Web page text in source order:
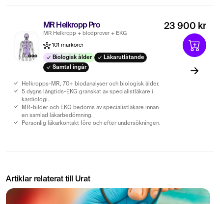
MR Helkropp Pro
MR Helkropp + blodprover + EKG
101 markörer
Biologisk ålder
Läkarutlåtande
Samtal ingår
Helkropps-MR, 70+ blodanalyser och biologisk ålder.
5 dygns långtids-EKG granskat av specialistläkare i
kardiologi.
MR-bilder och EKG bedöms av specialistläkare innan
en samlad läkarbedömning.
Personlig läkarkontakt före och efter undersökningen.
23 900 kr
Artiklar relaterat till Urat